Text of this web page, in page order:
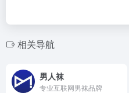
相关导航
男人袜
专业互联网男袜品牌